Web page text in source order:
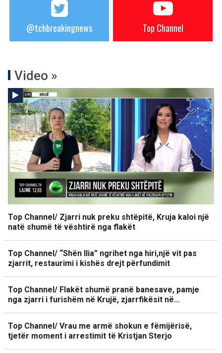
@tchbreakingnews Top Channel
Video »
Top Channel/ Zjarri nuk preku shtëpitë, Kruja kaloi një
natë shumë të vështirë nga flakët
Top Channel/ “Shën Ilia” ngrihet nga hiri,një vit pas
zjarrit, restaurimi i kishës drejt përfundimit
Top Channel/ Flakët shumë pranë banesave, pamje
nga zjarri i furishëm në Krujë, zjarrfikësit në…
Top Channel/ Vrau me armë shokun e fëmijërisë,
tjetër moment i arrestimit të Kristjan Sterjo